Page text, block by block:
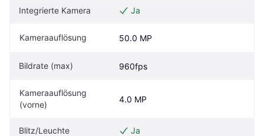
Integrierte Kamera Ja
Kameraauflösung 50.0 MP
Bildrate (max) 960fps
Kameraauflösung
(vorne)
4.0 MP
Blitz/Leuchte Ja